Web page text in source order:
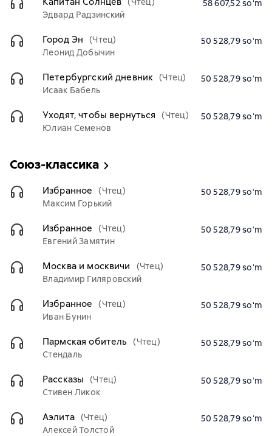
Эдвард Радзинский
58 607,52 soʻm
Город Эн
(Чтец)
Леонид Добычин
50 528,79 soʻm
Петербургский дневник (Чтец)
Исаак Бабель
50 528,79 soʻm
Уходят, чтобы вернуться
(Чтец)
Юлиан Семенов
50 528,79 soʻm
Союз-классика
Избранное
(Чтец)
Максим Горький
50 528,79 soʻm
Избранное
(Чтец)
Евгений Замятин
50 528,79 soʻm
Москва и москвичи
(Чтец)
Владимир Гиляровский
50 528,79 soʻm
Избранное
(Чтец)
Иван Бунин
50 528,79 soʻm
Пармская обитель
(Чтец)
Стендаль
50 528,79 soʻm
Рассказы
(Чтец)
Стивен Ликок
50 528,79 soʻm
Аэлита (Чтец)
Алексей Толстой
50 528,79 soʻm